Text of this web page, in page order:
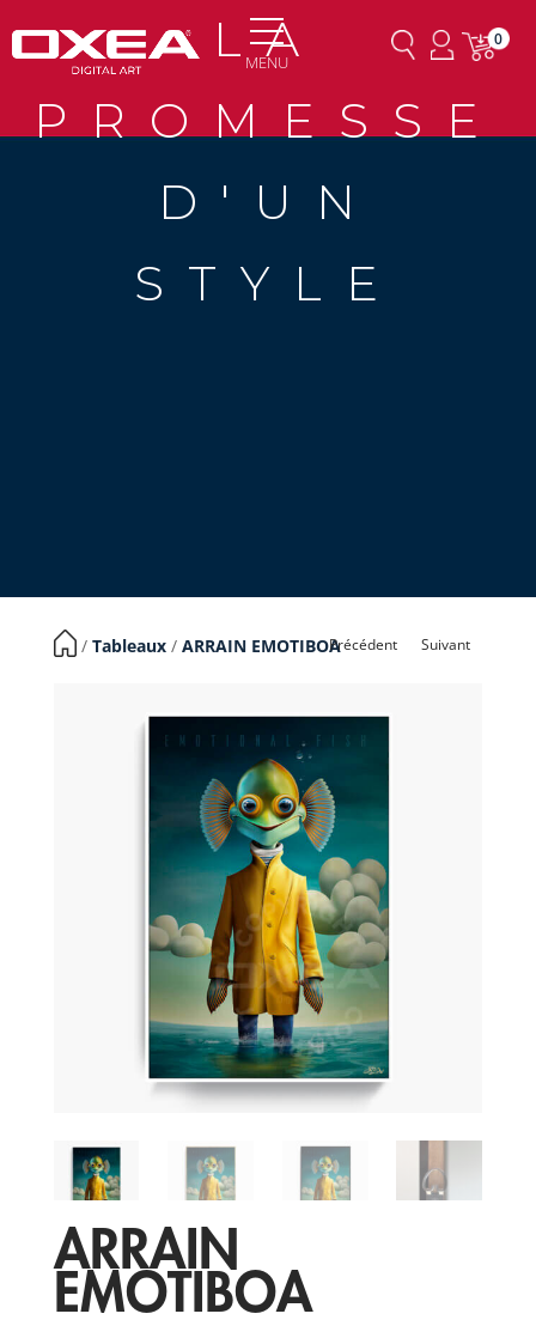
MENU
0
LA
PROMESSE
D'UN
STYLE
​ / Tableaux/ ARRAIN EMOTIBOAPrécédent Suivant
ARRAIN
EMOTIBOA